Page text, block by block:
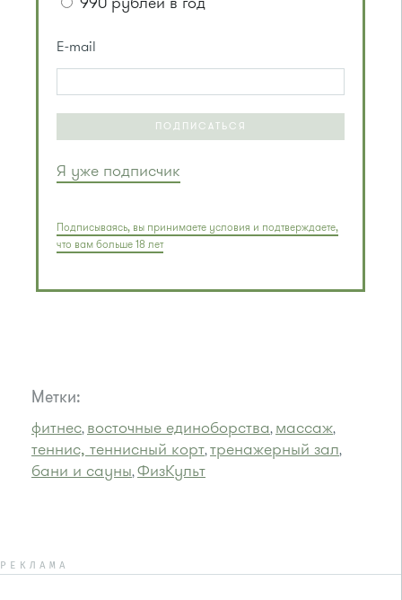
E-mail
ПОДПИСАТЬСЯ
Я уже подписчик
Подписываясь, вы принимаете условия и подтверждаете,
что вам больше 18 лет
Метки:
фитнес, восточные единоборства, массаж,
теннис, теннисный корт,тренажерный зал,
бани и сауны,ФизКульт
РЕКЛАМА